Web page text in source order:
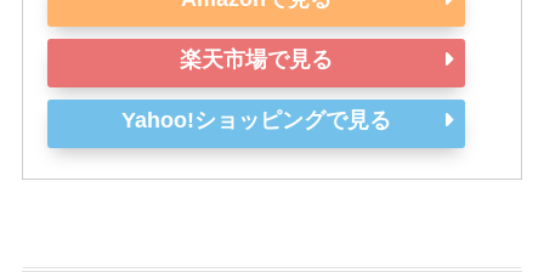
楽天市場で見る
Yahoo!ショッピングで見る